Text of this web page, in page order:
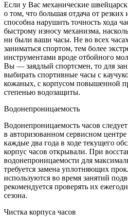
Если у Вас механические
о том, что большая отдача от
способна нарушить точность хода
быстрому износу механизма,
ни были ваши часы. Не во всех
заниматься спортом, тем более
инструментами вроде отбойного
Вы — заядлый спортсмен, то для
выбирать спортивные часы с
кожаных, с корпусом повышенной
степенью водозащиты.
Водонепроницаемость
Водонепроницаемость часов
в авторизованном сервисном центре
каждые два года в ходе текущего
корпус часов открывали. При
водонепроницаемости для
требуется замена уплотняющих
используются во время занятий
рекомендуется проверять их
сезона.
Чистка корпуса часов